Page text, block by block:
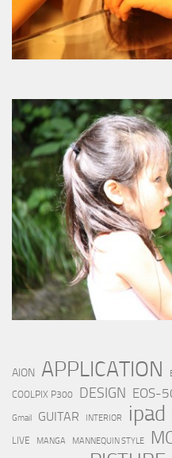
AION APPLICATION
COOLPIX P300 DESIGN EOS-
Gmail GUITAR INTERIOR ipad
LIVE MANGA MANNEQUIN STYLE